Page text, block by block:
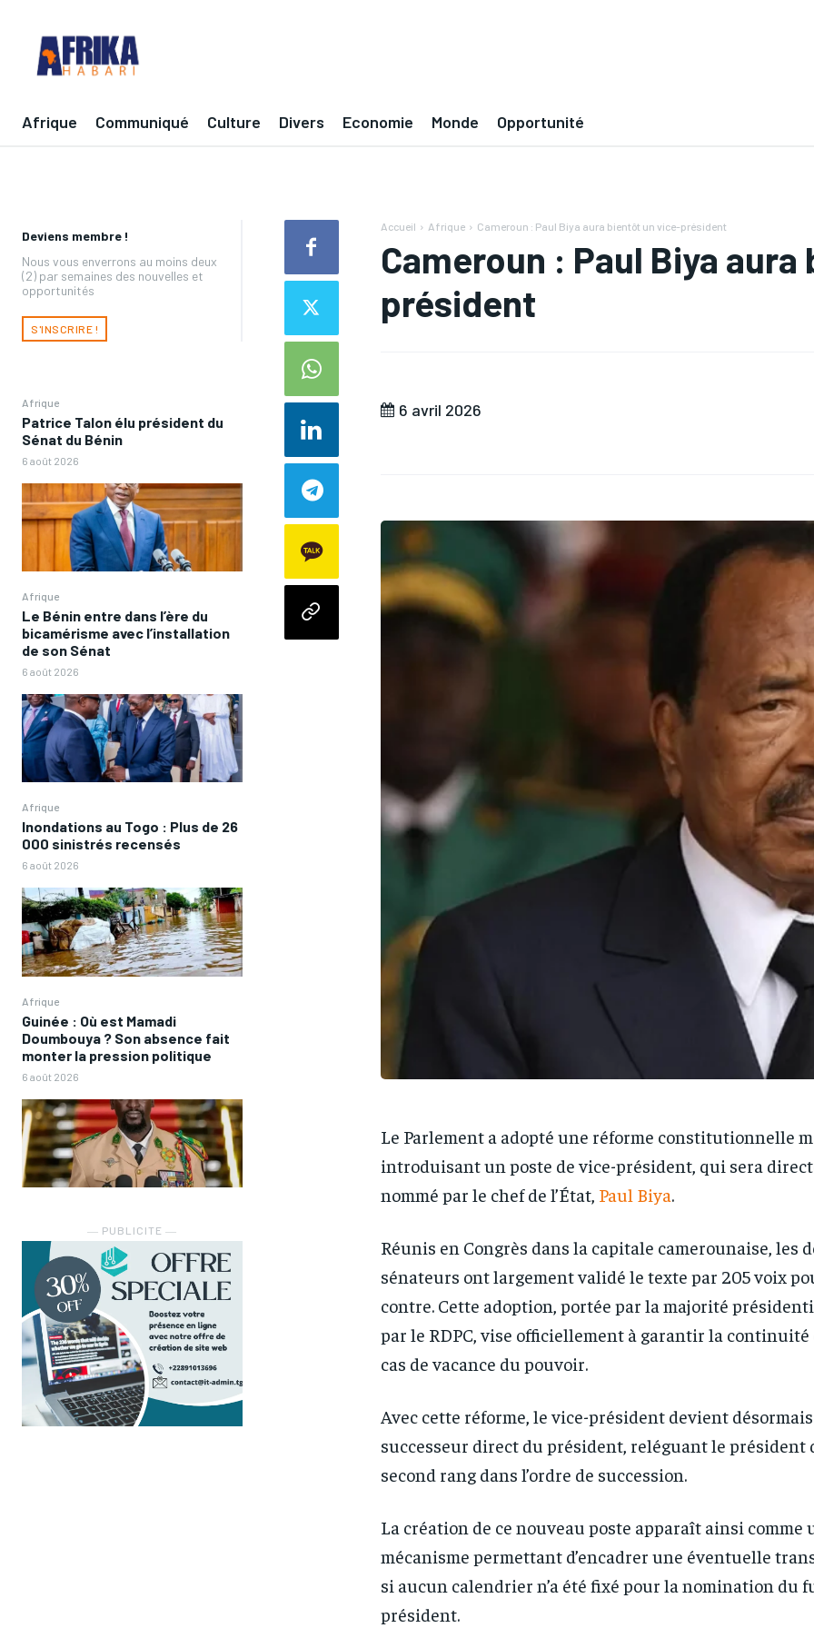
Afrique Communiqué Culture Divers Economie Monde Opportunité
Deviens membre !
Nous vous enverrons au moins deux
(2) par semaines des nouvelles et
opportunités
S'INSCRIRE !
Afrique
Patrice Talon élu président du
Sénat du Bénin
6 août 2026
Afrique
Le Bénin entre dans l’ère du
bicamérisme avec l’installation
de son Sénat
6 août 2026
Afrique
Inondations au Togo : Plus de 26
000 sinistrés recensés
6 août 2026
Afrique
Guinée : Où est Mamadi
Doumbouya ? Son absence fait
monter la pression politique
6 août 2026
― PUBLICITE ―
Accueil Afrique Cameroun : Paul Biya aura bientôt un vice-président
Cameroun : Paul Biya
président
6 avril 2026
Le Parlement a adopté une réforme constitutionnelle
introduisant un poste de vice-président, qui sera
nommé par le chef de l’État, Paul Biya.
Réunis en Congrès dans la capitale camerounaise, les
sénateurs ont largement validé le texte par 205 voix
contre. Cette adoption, portée par la majorité
par le RDPC, vise officiellement à garantir la continuité
cas de vacance du pouvoir.
Avec cette réforme, le vice-président devient
successeur direct du président, reléguant le président
second rang dans l’ordre de succession.
La création de ce nouveau poste apparaît ainsi comme
mécanisme permettant d’encadrer une éventuelle
si aucun calendrier n’a été fixé pour la nomination du
président.